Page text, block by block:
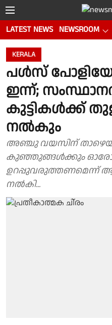
LATEST NEWS NEWSROOM
KERALA
പൾസ്
ഇന്ന്;
കുട്ടികൾക്ക്
നൽകും
അഞ്ചു വയസിന്
കുഞ്ഞുങ്ങള്‍ക്കും ഓരോ
ഉറപ്പുവരുത്തണമെന്ന്
നൽകി...